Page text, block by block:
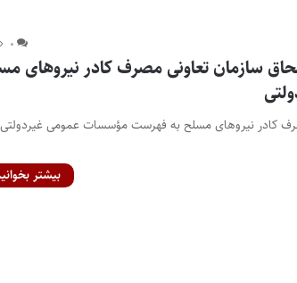
۰
سازمان تعاونی مصرف کادر نیروهای
کادر نیروهای مسلح به فهرست مؤسسات عمومی
بیشتر